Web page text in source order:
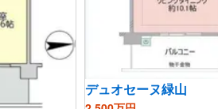
デュオセーヌ緑山